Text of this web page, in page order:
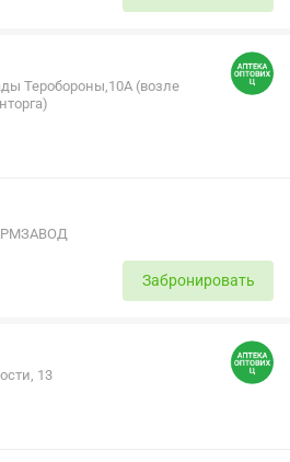
Теробороны,10А (возле
Забронировать
13